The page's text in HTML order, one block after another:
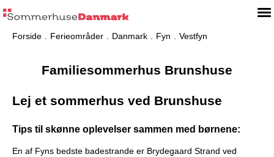
Forside Ferieområder Danmark Fyn Vestfyn
Familiesommerhus Brunshuse
Lej et sommerhus ved Brunshuse
Tips til skønne oplevelser sammen med børnene:
En af Fyns bedste badestrande er Brydegaard Strand ved